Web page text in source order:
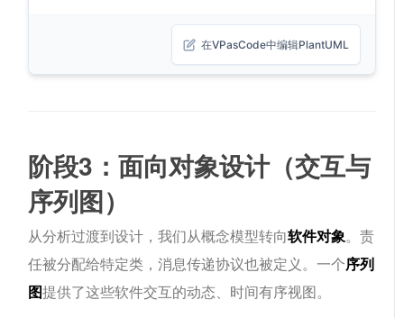
在VPasCode中编辑PlantUML
阶段3：面向对象设计（交互与
序列图）
从分析过渡到设计，我们从概念模型转向软件对象。责
任被分配给特定类，消息传递协议也被定义。一个序列
图提供了这些软件交互的动态、时间有序视图。